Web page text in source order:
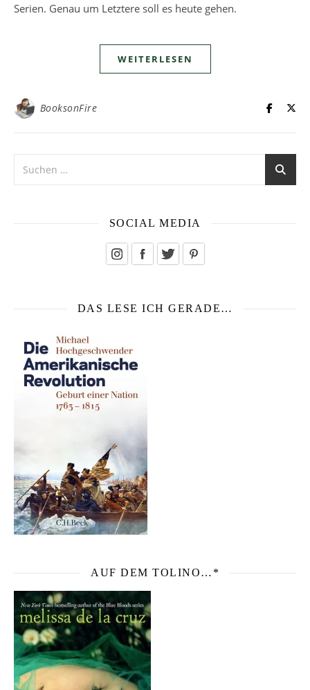
Serien. Genau um Letztere soll es heute gehen.
WEITERLESEN
BooksonFire
SOCIAL MEDIA
DAS LESE ICH GERADE…
AUF DEM TOLINO…*